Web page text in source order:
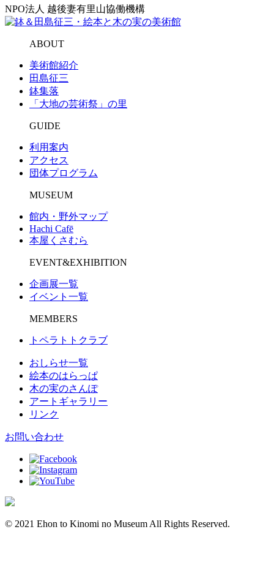
NPO法人 越後妻有里山協働機構
ABOUT
美術館紹介
田島征三
鉢集落
「大地の芸術祭」の里
GUIDE
利用案内
アクセス
団体プログラム
MUSEUM
館内・野外マップ
Hachi Cafē
本屋くさむら
EVENT&EXHIBITION
企画展一覧
イベント一覧
MEMBERS
トペラトトクラブ
おしらせ一覧
絵本のはらっぱ
木の実のさんぽ
アートギャラリー
リンク
お問い合わせ
© 2021 Ehon to Kinomi no Museum All Rights Reserved.